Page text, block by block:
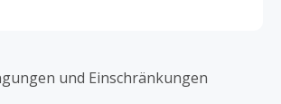
und Leitung von Dr. Charles Leroy.
ihre Kunden, weshalb sie stets
Kundenservice zu
und Einschränkungen